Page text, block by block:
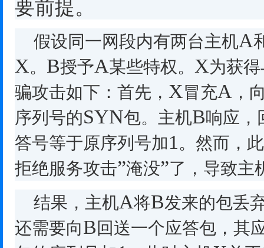
要前提。
假设同一网段内有两台主机A
X。 B授予A某些特权。 X为获
骗攻击如下：首先， X冒充A ，
序列号的SYN包。主机B响应，
答号等于原序列号加1 。然而，
拒绝服务攻击”淹没”了，导致主
结果，主机A将B发来的包丢
还需要向B回送一个应答包，其